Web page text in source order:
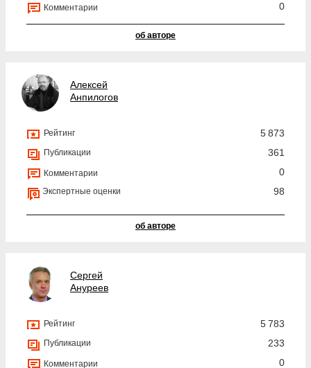
Комментарии 0
об авторе
Алексей
Анпилогов
Рейтинг 5 873
Публикации 361
Комментарии 0
Экспертные оценки 98
об авторе
Сергей
Ануреев
Рейтинг 5 783
Публикации 233
Комментарии 0